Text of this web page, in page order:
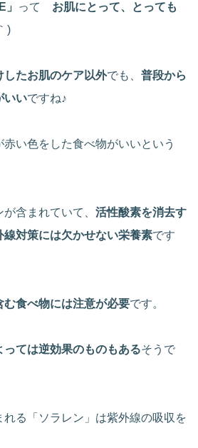
って お肌にとって、とっても
)
したお肌のケア以外でも、 普段から
いいですね♪
い色をした食べ物がいいという
含まれていて、 活性酸素を消去す
線対策には欠かせない栄養素です
む食べ物には注意が必要です。
ては逆効果のものもあるそうで
る「ソラレン」は紫外線の吸収を